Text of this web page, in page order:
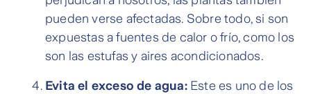
pueden verse afectadas. Sobre todo, si son
expuestas a fuentes de calor o frío, como los
son las estufas y aires acondicionados.
Evita el exceso de agua:Este es uno de los